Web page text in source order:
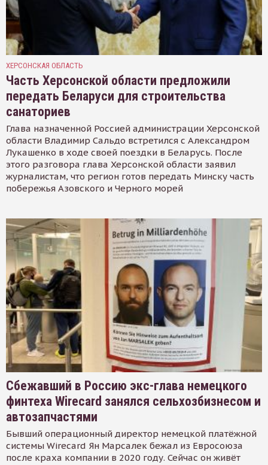
ХЕРСОНСКАЯ ОБЛАСТЬ
Часть Херсонской области предложили
передать Беларуси для строительства
санаториев
Глава назначенной Россией администрации Херсонской
области Владимир Сальдо встретился с Александром
Лукашенко в ходе своей поездки в Беларусь. После
этого разговора глава Херсонской области заявил
журналистам, что регион готов передать Минску часть
побережья Азовского и Черного морей
Сбежавший в Россию экс-глава немецкого
финтеха Wirecard занялся сельхозбизнесом и
автозапчастями
Бывший операционный директор немецкой платёжной
системы Wirecard Ян Марсалек бежал из Евросоюза
после краха компании в 2020 году. Сейчас он живёт